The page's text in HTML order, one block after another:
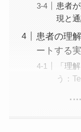
患者
現と
患者の理
ートする
「理
う：